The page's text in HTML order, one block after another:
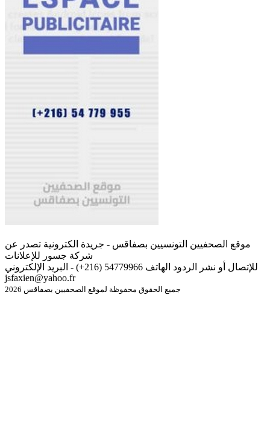
موقع الصحفيين التونسيين بصفاقس - جريدة الكترونية تصدر عن
شركة جسور للإعلانات
للإتصال أو نشر الردود الهاتف 54779966 (216+) - البريد الإلكتروني
jsfaxien@yahoo.fr
جميع الحقوق محفوظة لموقع الصحفيين بصفاقس 2026